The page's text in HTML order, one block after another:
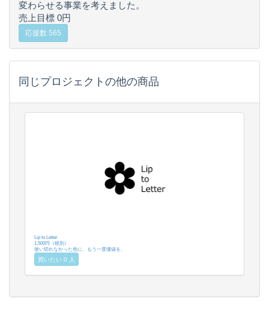
変わらせる事業を考えました。
売上目標 0円
応援数 565
同じプロジェクトの他の商品
Lip to Letter
1,500円（税別）
使い切れなかった色に、もう一度価値を。
買いたい 0 人